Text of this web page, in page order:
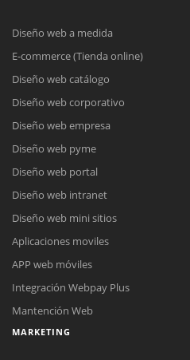
Diseño web a medida
E-commerce (Tienda online)
Diseño web catálogo
Diseño web corporativo
Diseño web empresa
Diseño web pyme
Diseño web portal
Diseño web intranet
Diseño web mini sitios
Aplicaciones moviles
APP web móviles
Integración Webpay Plus
Mantención Web
MARKETING